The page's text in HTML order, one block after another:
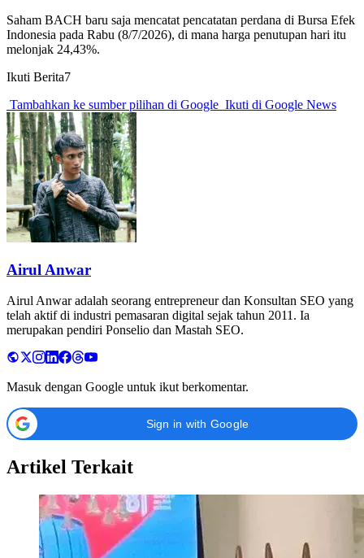
Saham BACH baru saja mencatat pencatatan perdana di Bursa Efek
Indonesia pada Rabu (8/7/2026), di mana harga penutupan hari itu
melonjak 24,43%.
Ikuti Berita7
Tambahkan ke sumber pilihan di Google Ikuti di Google News
Airul Anwar
Airul Anwar adalah seorang entrepreneur dan Konsultan SEO yang
telah aktif di industri pemasaran digital sejak tahun 2011. Ia
merupakan pendiri Ponselio dan Mastah SEO.
Masuk dengan Google untuk ikut berkomentar.
Sign in with Google
Artikel Terkait